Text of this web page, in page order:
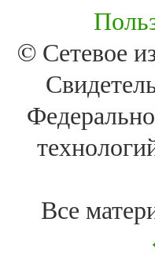
© Сетевое
Все